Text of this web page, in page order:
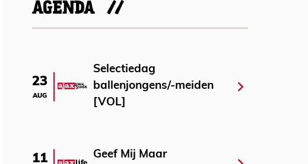
AGENDA
23
AUG
Selectiedag
ballenjongens/-meiden
[VOL]
11 Geef Mij Maar